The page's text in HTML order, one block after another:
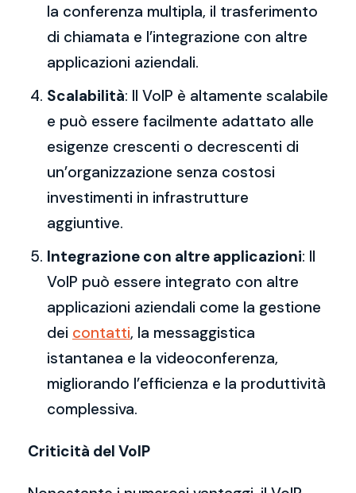
la conferenza multipla, il trasferimento
di chiamata e l’integrazione con altre
applicazioni aziendali.
Scalabilità: Il VoIP è altamente scalabile
e può essere facilmente adattato alle
esigenze crescenti o decrescenti di
un’organizzazione senza costosi
investimenti in infrastrutture
aggiuntive.
Integrazione con altre applicazioni: Il
VoIP può essere integrato con altre
applicazioni aziendali come la gestione
dei contatti, la messaggistica
istantanea e la videoconferenza,
migliorando l’efficienza e la produttività
complessiva.
Criticità del VoIP